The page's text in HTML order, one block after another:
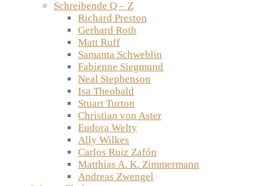
Schreibende Q – Z
Richard Preston
Gerhard Roth
Matt Ruff
Samanta Schweblin
Fabienne Siegmund
Neal Stephenson
Isa Theobald
Stuart Turton
Christian von Aster
Eudora Welty
Ally Wilkes
Carlos Ruiz Zafón
Matthias A. K. Zimmermann
Andreas Zwengel